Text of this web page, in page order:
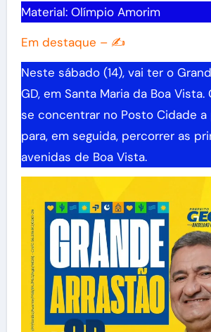
Material: Olímpio Amorim
Em destaque – ✍️
Neste sábado (14), vai ter o
GD, em Santa Maria da Boa Vista.
se concentrar no Posto Cidade a
para, em seguida, percorrer as
avenidas de Boa Vista.